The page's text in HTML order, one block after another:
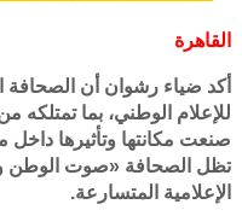
القاهرة
أكد ضياء رشوان أن الصحافة
للإعلام الوطني، بما تمتلكه
صنعت مكانتها وتأثيرها
تظل الصحافة «صوت الوطن
الإعلامية المتسارعة.